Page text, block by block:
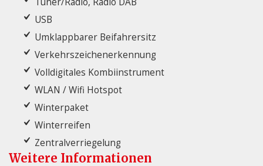
USB
Umklappbarer Beifahrersitz
Verkehrszeichenerkennung
Volldigitales Kombiinstrument
WLAN / Wifi Hotspot
Winterpaket
Winterreifen
Zentralverriegelung
Weitere Informationen